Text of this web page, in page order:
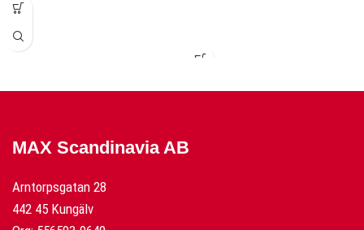
MAX Scandinavia AB
Arntorpsgatan 28
442 45 Kungälv